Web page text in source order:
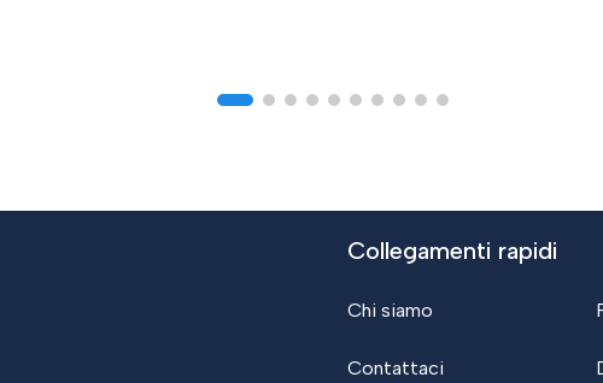
Collegamenti rapidi
Chi siamo
Contattaci